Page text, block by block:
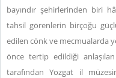
bayındır şehirlerinden biri
tahsil görenlerin birçoğu
edilen cönk ve mecmualarda
önce tertip edildiği
tarafından Yozgat il